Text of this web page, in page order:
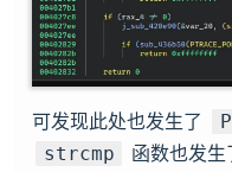
可发现此处也发生了
strcmp 函数也发生